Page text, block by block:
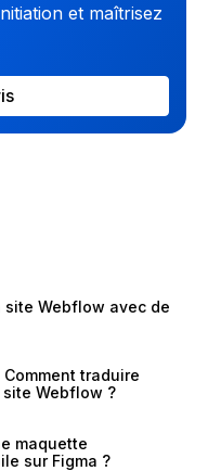
et maîtrisez
site Webflow avec de
Comment traduire
Webflow ?
maquette
sur Figma ?